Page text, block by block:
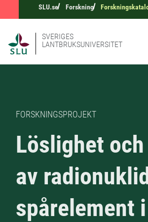
SLU.se Forskning
SVERIGES
LANTBRUKSUNIVERSITET
FORSKNINGSPROJEKT
Löslighet
av
spårelement